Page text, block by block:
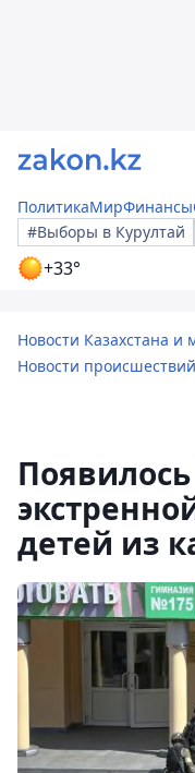
ПолитикаМирФинансы
#Выборы в Курултай
+33°
Новости Казахстана и
Новости происшествий
детей из